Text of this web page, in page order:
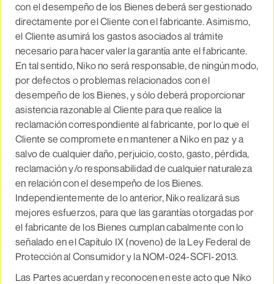
con el desempeño de los Bienes deberá ser gestionado
directamente por el Cliente con el fabricante. Asimismo,
el Cliente asumirá los gastos asociados al trámite
necesario para hacer valer la garantía ante el fabricante.
En tal sentido, Niko no será responsable, de ningún modo,
por defectos o problemas relacionados con el
desempeño de los Bienes, y sólo deberá proporcionar
asistencia razonable al Cliente para que realice la
reclamación correspondiente al fabricante, por lo que el
Cliente se compromete en mantener a Niko en paz y a
salvo de cualquier daño, perjuicio, costo, gasto, pérdida,
reclamación y/o responsabilidad de cualquier naturaleza
en relación con el desempeño de los Bienes.
Independientemente de lo anterior, Niko realizará sus
mejores esfuerzos, para que las garantías otorgadas por
el fabricante de los Bienes cumplan cabalmente con lo
señalado en el Capítulo IX (noveno) de la Ley Federal de
Protección al Consumidor y la NOM-024-SCFI-2013.
Las Partes acuerdan y reconocen en este acto que Niko